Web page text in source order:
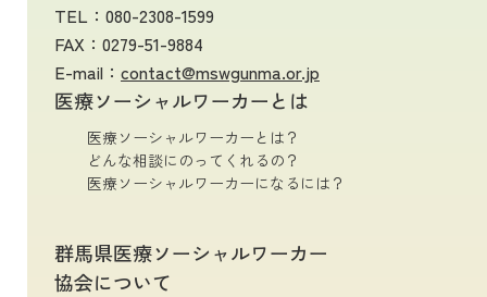
TEL： 080-2308-1599
FAX：0279-51-9884
E-mail： contact@mswgunma.or.jp
医療ソーシャルワーカーとは
医療ソーシャルワーカーとは？
どんな相談にのってくれるの？
医療ソーシャルワーカーになるには？
群馬県医療ソーシャルワーカー
協会について